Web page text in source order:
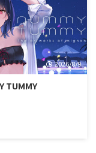
2026/8/9
TUMMY